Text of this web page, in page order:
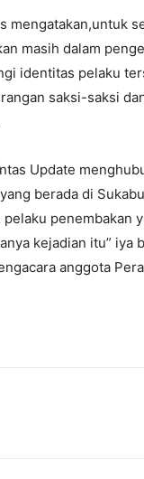
mengatakan,untuk
masih dalam
identitas pelaku
saksi-saksi
Update
berada di
penembakan
kejadian itu” iya
anggota